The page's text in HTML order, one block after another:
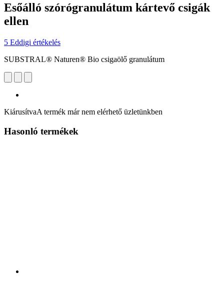
Esőálló szórógranulátum kártevő csigák
ellen
5 Eddigi értékelés
SUBSTRAL® Naturen® Bio csigaölő granulátum
KiárusítvaA termék már nem elérhető üzletünkben
Hasonló termékek